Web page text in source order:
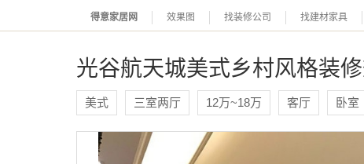
得意家居网 效果图 找装修公司 找建材家具
光谷航天城美式乡村风格装
美式 三室两厅 12万~18万 客厅 卧室